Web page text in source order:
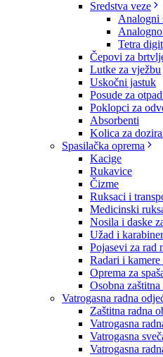
Sredstva veze
Analogni
Tetra
Čepovi za
Lutke za vježbu
Uskočni jastuk
Posude za
Poklopci za
Absorbenti
Kolica za
Spasilačka oprema
Kacige
Rukavice
Čizme
Ruksaci i
Medicinski
Nosila i daske
Užad i
Pojasevi za rad
Radari i
Oprema za
Osobna
Vatrogasna radna
Zaštitna radna
Vatrogasna
Vatrogasna
Vatrogasna